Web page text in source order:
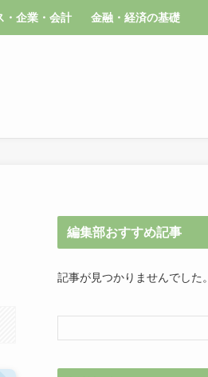
・企業・会計 金融・経済の基礎
編集部おすすめ記事
記事が見つかりませんでした。